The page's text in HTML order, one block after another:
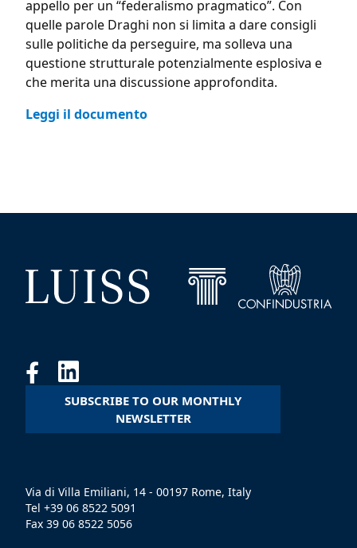
appello per un “federalismo pragmatico”. Con
quelle parole Draghi non si limita a dare consigli
sulle politiche da perseguire, ma solleva una
questione strutturale potenzialmente esplosiva e
che merita una discussione approfondita.
Leggi il documento
SUBSCRIBE TO OUR MONTHLY
NEWSLETTER
Via di Villa Emiliani, 14 - 00197 Rome, Italy
Tel +39 06 8522 5091
Fax 39 06 8522 5056